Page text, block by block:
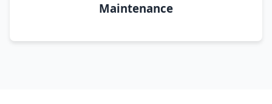
Maintenance